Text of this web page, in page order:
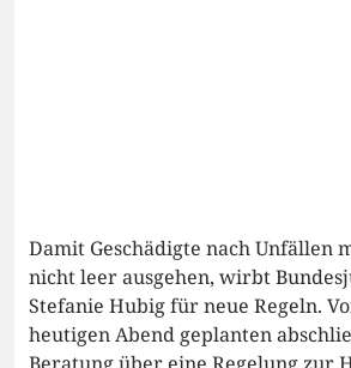
Damit Geschädigte nach Unfällen
nicht leer ausgehen, wirbt
Stefanie Hubig für neue Regeln.
heutigen Abend geplanten